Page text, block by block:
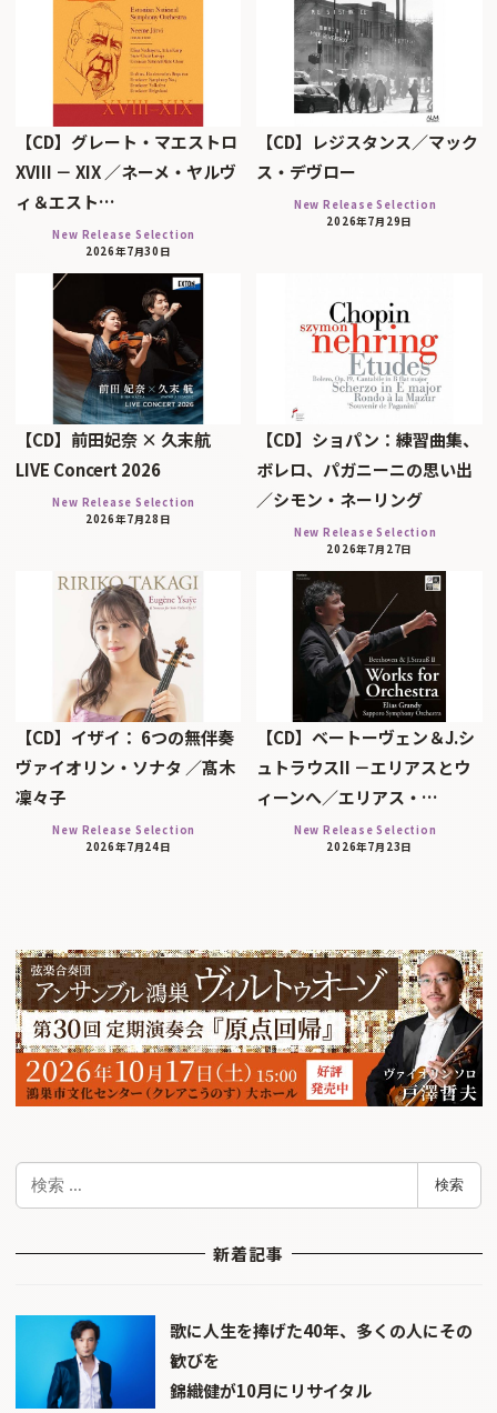
【CD】グレート・マエストロ
XVIII － XIX ／ネーメ・ヤルヴ
ィ＆エスト…
New Release Selection
2026年7月30日
【CD】レジスタンス／マック
ス・デヴロー
New Release Selection
2026年7月29日
【CD】前田妃奈 × 久末航
LIVE Concert 2026
New Release Selection
2026年7月28日
【CD】ショパン：練習曲集、
ボレロ、パガニーニの思い出
／シモン・ネーリング
New Release Selection
2026年7月27日
【CD】イザイ： 6つの無伴奏
ヴァイオリン・ソナタ ／髙木
凜々子
New Release Selection
2026年7月24日
【CD】ベートーヴェン＆J.シ
ュトラウスII －エリアスとウ
ィーンへ／エリアス・…
New Release Selection
2026年7月23日
検
検索
新着記事
歌に人生を捧げた40年、多くの人にその
歓びを
錦織健が10月にリサイタル